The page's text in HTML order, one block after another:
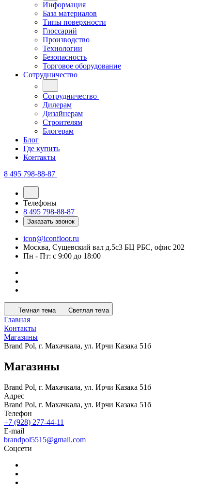
Информация
База материалов
Типы поверхности
Глоссарий
Производство
Технологии
Безопасность
Торговое оборудование
Сотрудничество
Сотрудничество
Дилерам
Дизайнерам
Строителям
Блогерам
Блог
Где купить
Контакты
8 495 798-88-87
Телефоны
8 495 798-88-87
Заказать звонок
icon@iconfloor.ru
Москва, Сущевский вал д.5с3 БЦ РБС, офис 202
Пн - Пт: с 9:00 до 18:00
Темная тема Светлая тема
Главная
Контакты
Магазины
Brand Pol, г. Махачкала, ул. Ирчи Казака 51б
Магазины
Brand Pol, г. Махачкала, ул. Ирчи Казака 51б
Адрес
Brand Pol, г. Махачкала, ул. Ирчи Казака 51б
Телефон
+7 (928) 277-44-11
E-mail
brandpol5515@gmail.com
Соцсети